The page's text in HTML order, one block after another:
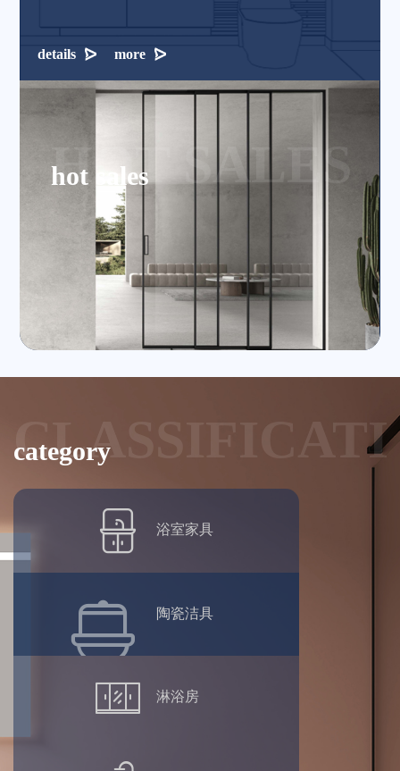
HOT SALES
hot sales
details more
category
浴室家具
陶瓷洁具
淋浴房